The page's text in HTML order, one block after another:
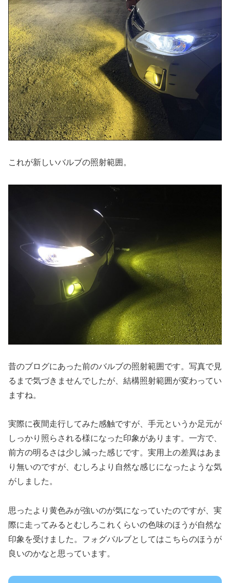
これが新しいバルブの照射範囲。
昔のブログにあった前のバルブの照射範囲です。写真で見
るまで気づきませんでしたが、結構照射範囲が変わってい
ますね。
実際に夜間走行してみた感触ですが、手元というか足元が
しっかり照らされる様になった印象があります。一方で、
前方の明るさは少し減った感じです。実用上の差異はあま
り無いのですが、むしろより自然な感じになったような気
がしました。
思ったより黄色みが強いのが気になっていたのですが、実
際に走ってみるとむしろこれくらいの色味のほうが自然な
印象を受けました。フォグバルブとしてはこちらのほうが
良いのかなと思っています。